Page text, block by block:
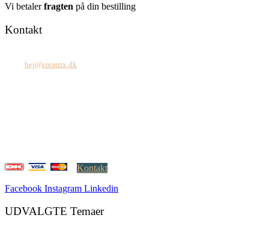
Vi betalerfragten på din bestilling
Kontakt
hej@creatrix.dk
Kontakt
Facebook Instagram Linkedin
UDVALGTE Temaer